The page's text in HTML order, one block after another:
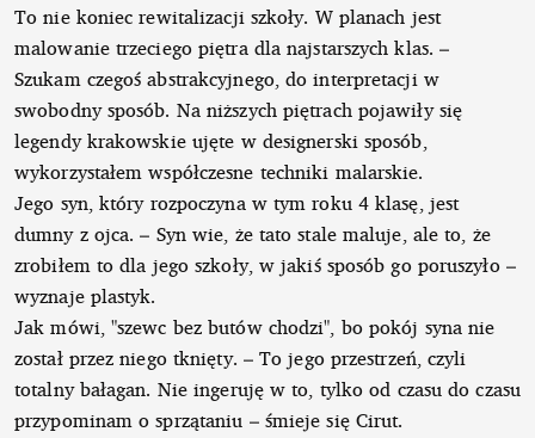
To nie koniec rewitalizacji szkoły. W planach jest
malowanie trzeciego piętra dla najstarszych klas. –
Szukam czegoś abstrakcyjnego, do interpretacji w
swobodny sposób. Na niższych piętrach pojawiły się
legendy krakowskie ujęte w designerski sposób,
wykorzystałem współczesne techniki malarskie.
Jego syn, który rozpoczyna w tym roku 4 klasę, jest
dumny z ojca. – Syn wie, że tato stale maluje, ale to, że
zrobiłem to dla jego szkoły, w jakiś sposób go poruszyło –
wyznaje plastyk.
Jak mówi, "szewc bez butów chodzi", bo pokój syna nie
został przez niego tknięty. – To jego przestrzeń, czyli
totalny bałagan. Nie ingeruję w to, tylko od czasu do czasu
przypominam o sprzątaniu – śmieje się Cirut.